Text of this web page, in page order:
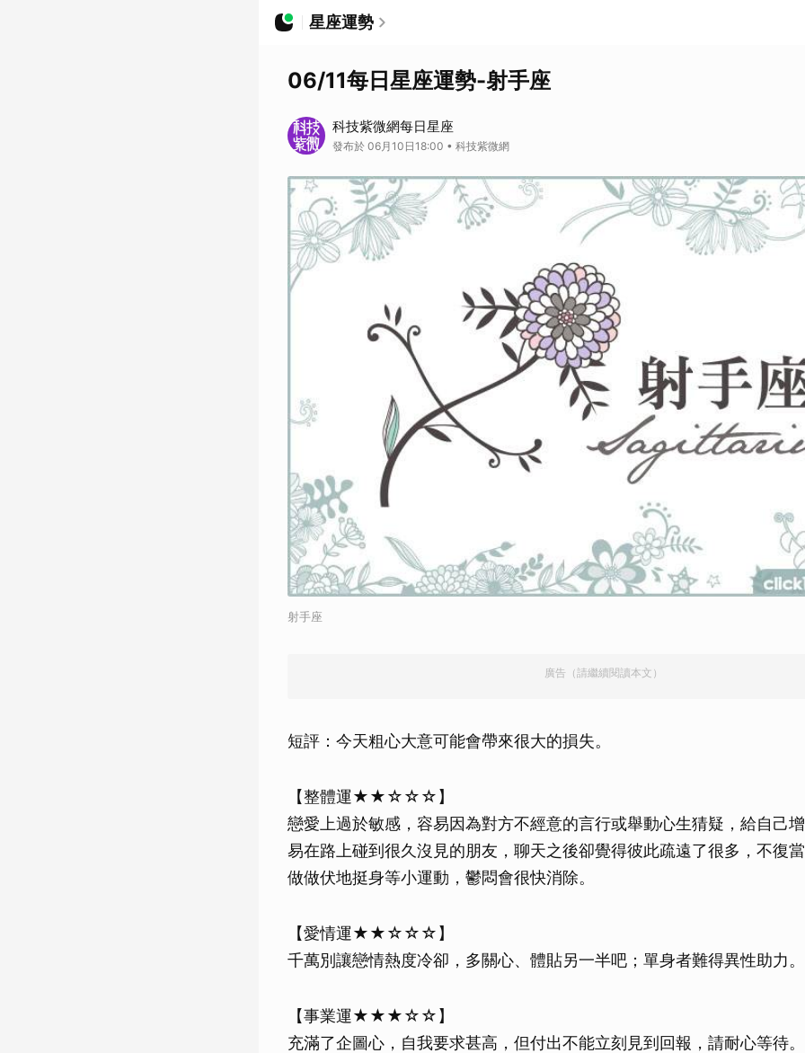
星座運勢
06/11每日星座運勢-射手座
科技紫微網每日星座
發布於 06月10日18:00 • 科技紫微網
射手座
廣告（請繼續閱讀本文）
短評：今天粗心大意可能會帶來很大的損失。
【整體運★★☆☆☆】
戀愛上過於敏感，容易因為對方不經意的言行或舉動心生猜疑，給自己
易在路上碰到很久沒見的朋友，聊天之後卻覺得彼此疏遠了很多，不復
做做伏地挺身等小運動，鬱悶會很快消除。
【愛情運★★☆☆☆】
千萬別讓戀情熱度冷卻，多關心、體貼另一半吧；單身者難得異性助力。
【事業運★★★☆☆】
充滿了企圖心，自我要求甚高，但付出不能立刻見到回報，請耐心等待。